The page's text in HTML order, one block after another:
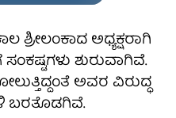
ಶ್ರೀಲಂಕಾದ ಅಧ್ಯಕ್ಷರಾಗಿ
ಶುರುವಾಗಿವೆ.
ಅವರ ವಿರುದ್ಧ
ಬರತೊಡಗಿವೆ.